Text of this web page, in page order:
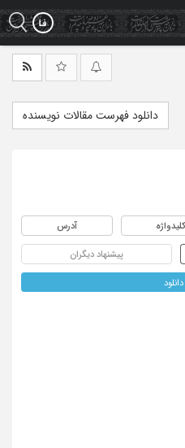
دانلود فهرست مقالات نویسنده
کلیدواژه آدرس
پیشنهاد دیگران
دانلود